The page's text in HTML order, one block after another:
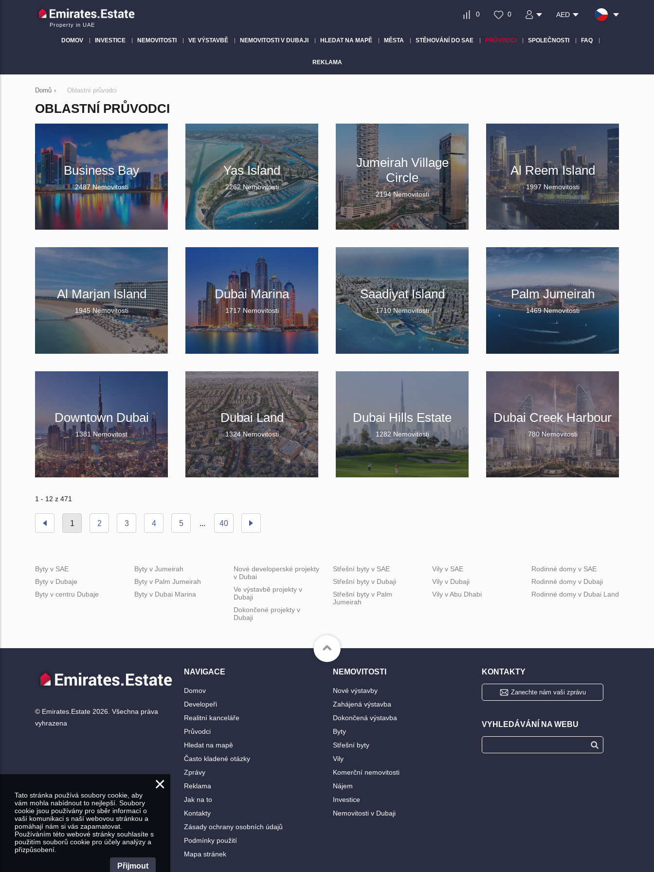
Property in UAE
0 0 AED
DOMOV INVESTICE NEMOVITOSTI VE VÝSTAVBĚ NEMOVITOSTI V DUBAJI HLEDAT NA MAPĚ MĚSTA STĚHOVÁNÍ DO SAE PRŮVODCI SPOLEČNOSTI FAQ
REKLAMA
Domů › Oblastní průvodci
OBLASTNÍ PRŮVODCI
Business Bay
2487 Nemovitosti
Yas Island
2262 Nemovitosti
Jumeirah Village
Circle
2194 Nemovitosti
Al Reem Island
1997 Nemovitosti
Al Marjan Island
1945 Nemovitosti
Dubai Marina
1717 Nemovitosti
Saadiyat Island
1710 Nemovitosti
Palm Jumeirah
1469 Nemovitosti
Downtown Dubai
1381 Nemovitost
Dubai Land
1324 Nemovitosti
Dubai Hills Estate
1282 Nemovitosti
Dubai Creek Harbour
780 Nemovitosti
1 - 12 z 471
1 2 3 4 5 ... 40
Byty v SAE
Byty v Dubaje
Byty v centru Dubaje
Byty v Jumeirah
Byty v Palm Jumeirah
Byty v Dubai Marina
Nové developerské projekty
v Dubai
Ve výstavbě projekty v
Dubaji
Dokončené projekty v
Dubaji
Střešní byty v SAE
Střešní byty v Dubaji
Střešní byty v Palm
Jumeirah
Vily v SAE
Vily v Dubaji
Vily v Abu Dhabi
Rodinné domy v SAE
Rodinné domy v Dubaji
Rodinné domy v Dubai Land
© Emirates.Estate 2026. Všechna práva
vyhrazena
NAVIGACE
Domov
Developeři
Realitní kanceláře
Průvodci
Hledat na mapě
Často kladené otázky
Zprávy
Reklama
Jak na to
Kontakty
Zásady ochrany osobních údajů
Podmínky použití
Mapa stránek
NEMOVITOSTI
Nové výstavby
Zahájená výstavba
Dokončená výstavba
Byty
Střešní byty
Vily
Komerční nemovitosti
Nájem
Investice
Nemovitosti v Dubaji
KONTAKTY
Zanechte nám vaši zprávu
VYHLEDÁVÁNÍ NA WEBU
×
Tato stránka používá soubory cookie, aby
vám mohla nabídnout to nejlepší. Soubory
cookie jsou používány pro sběr informací o
vaší komunikaci s naší webovou stránkou a
pomáhají nám si vás zapamatovat.
Používáním této webové stránky souhlasíte s
použitím souborů cookie pro účely analýzy a
přizpůsobení.
Přijmout